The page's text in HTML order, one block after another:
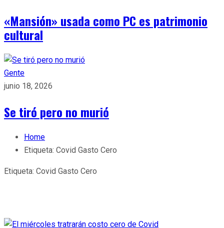
«Mansión» usada como PC es patrimonio
cultural
Gente
junio 18, 2026
Se tiró pero no murió
Home
Etiqueta: Covid Gasto Cero
Etiqueta: Covid Gasto Cero